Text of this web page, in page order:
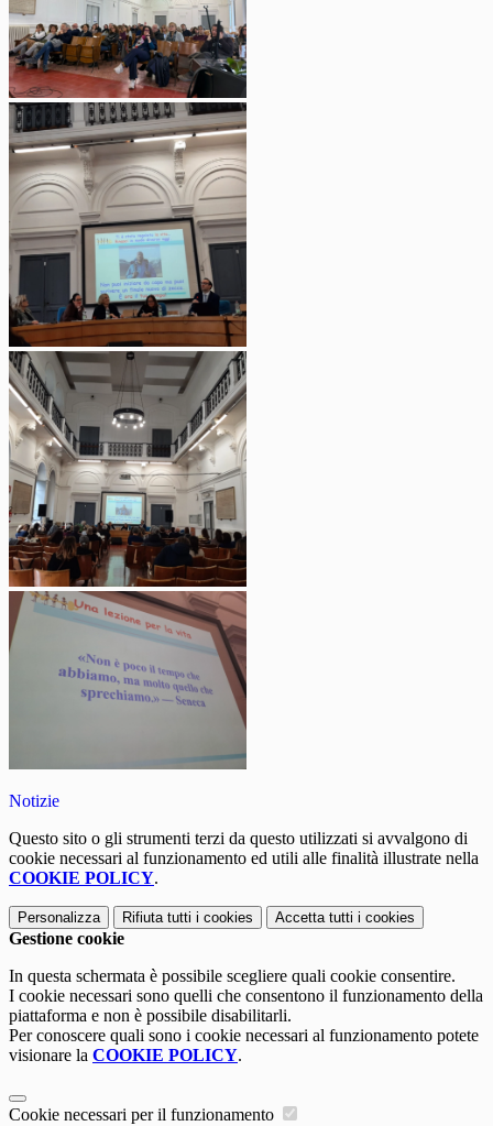
Notizie
Questo sito o gli strumenti terzi da questo utilizzati si avvalgono di
cookie necessari al funzionamento ed utili alle finalità illustrate nella
COOKIE POLICY.
Personalizza Rifiuta tutti i cookies Accetta tutti i cookies
Gestione cookie
In questa schermata è possibile scegliere quali cookie consentire.
I cookie necessari sono quelli che consentono il funzionamento della
piattaforma e non è possibile disabilitarli.
Per conoscere quali sono i cookie necessari al funzionamento potete
visionare la COOKIE POLICY.
Cookie necessari per il funzionamento